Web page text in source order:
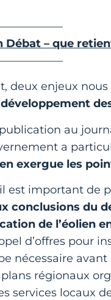
Débat – que
deux enjeux
développement
au
a
exergue les
est important de
conclusions du
de l’éolien
d’offres pour
nécessaire
régionaux
services locaux